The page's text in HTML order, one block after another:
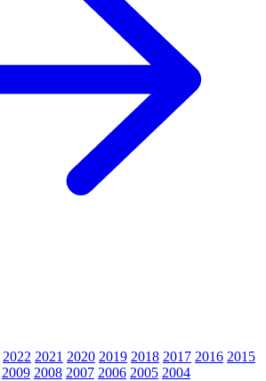
2022 2021 2020 2019 2018 2017 2016 2015
2009 2008 2007 2006 2005 2004